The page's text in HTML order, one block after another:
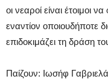
οι νεαροί είναι έτοιμοι
εναντίον οποιουδήποτε
επιδοκιμάζει τη δράση
Παίζουν: Ιωσήφ